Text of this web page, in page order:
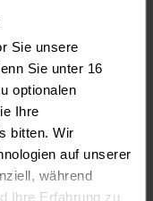
Sie unsere
Sie unter 16
optionalen
Ihre
bitten. Wir
auf unserer
während
Ihre Erfahrung zu